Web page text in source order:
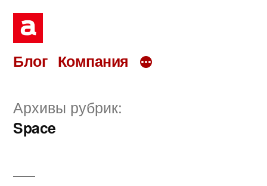
Перейти
содержимому
Блог Компания
Архивы рубрик:
Space